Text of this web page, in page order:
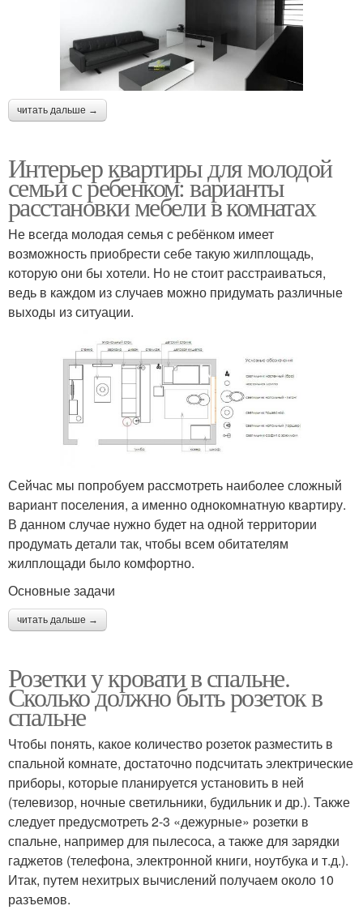
читать дальше →
Интерьер квартиры для молодой
семьи с ребенком: варианты
расстановки мебели в комнатах
Не всегда молодая семья с ребёнком имеет
возможность приобрести себе такую жилплощадь,
которую они бы хотели. Но не стоит расстраиваться,
ведь в каждом из случаев можно придумать различные
выходы из ситуации.
Сейчас мы попробуем рассмотреть наиболее сложный
вариант поселения, а именно однокомнатную квартиру.
В данном случае нужно будет на одной территории
продумать детали так, чтобы всем обитателям
жилплощади было комфортно.
Основные задачи
читать дальше →
Розетки у кровати в спальне.
Сколько должно быть розеток в
спальне
Чтобы понять, какое количество розеток разместить в
спальной комнате, достаточно подсчитать электрические
приборы, которые планируется установить в ней
(телевизор, ночные светильники, будильник и др.). Также
следует предусмотреть 2-3 «дежурные» розетки в
спальне, например для пылесоса, а также для зарядки
гаджетов (телефона, электронной книги, ноутбука и т.д.).
Итак, путем нехитрых вычислений получаем около 10
разъемов.